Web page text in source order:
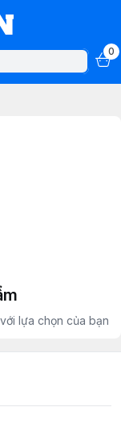
0
lựa chọn của bạn